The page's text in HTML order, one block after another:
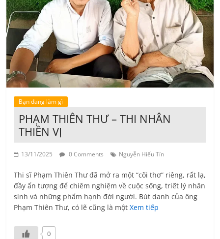
Bạn đang làm gì
PHẠM THIÊN THƯ – THI NHÂN
THIỀN VỊ
13/11/2025 0 Comments Nguyễn Hiếu Tín
Thi sĩ Phạm Thiên Thư đã mở ra một “cõi thơ” riêng, rất lạ,
đầy ấn tượng để chiêm nghiệm về cuộc sống, triết lý nhân
sinh và những phẩm hạnh đời người. Bút danh của ông
Phạm Thiên Thư, có lẽ cũng là mộtXem tiếp
0